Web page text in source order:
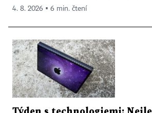
4. 8. 2026 ▪ 6 min. čtení